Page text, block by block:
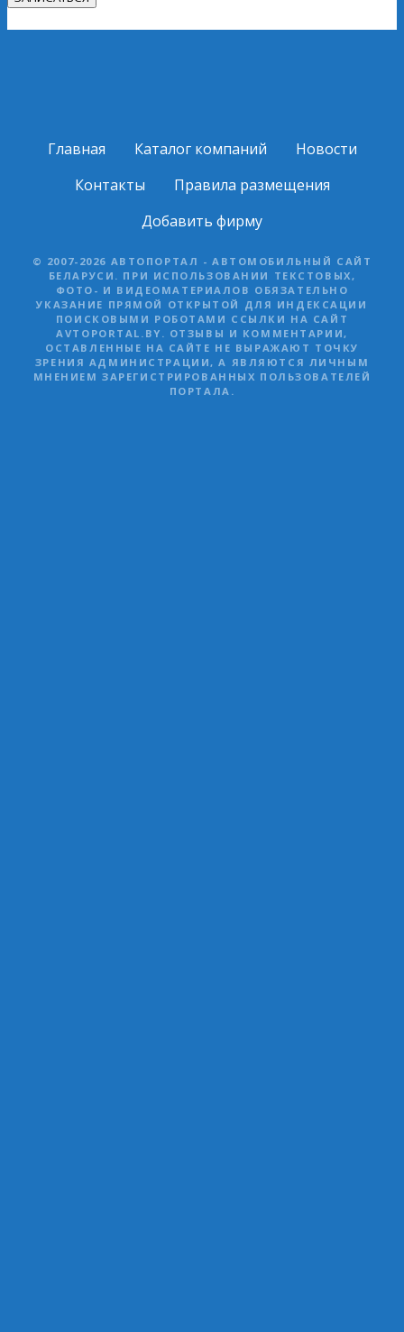
Главная Каталог компаний
Новости
Контакты
Правила размещения
Добавить фирму
© 2007-2026 АВТОПОРТАЛ - АВТОМОБИЛЬНЫЙ САЙТ
БЕЛАРУСИ. ПРИ ИСПОЛЬЗОВАНИИ ТЕКСТОВЫХ,
ФОТО- И ВИДЕОМАТЕРИАЛОВ ОБЯЗАТЕЛЬНО
УКАЗАНИЕ ПРЯМОЙ ОТКРЫТОЙ ДЛЯ ИНДЕКСАЦИИ
ПОИСКОВЫМИ РОБОТАМИ ССЫЛКИ НА САЙТ
AVTOPORTAL.BY. ОТЗЫВЫ И КОММЕНТАРИИ,
ОСТАВЛЕННЫЕ НА САЙТЕ НЕ ВЫРАЖАЮТ ТОЧКУ
ЗРЕНИЯ АДМИНИСТРАЦИИ, А ЯВЛЯЮТСЯ ЛИЧНЫМ
МНЕНИЕМ ЗАРЕГИСТРИРОВАННЫХ ПОЛЬЗОВАТЕЛЕЙ
ПОРТАЛА.